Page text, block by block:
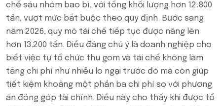
chế sáu nhóm bao bì, với tổng khối lượng hơn 12.800
tấn, vượt mức bắt buộc theo quy định. Bước sang
năm 2026, quy mô tái chế tiếp tục được nâng lên
hơn 13.200 tấn. Điều đáng chú ý là doanh nghiệp cho
biết việc tự tổ chức thu gom và tái chế không làm
tăng chi phí như nhiều lo ngại trước đó mà còn giúp
tiết kiệm khoảng một phần ba chi phí so với phương
án đóng góp tài chính. Điều này cho thấy khi được tổ